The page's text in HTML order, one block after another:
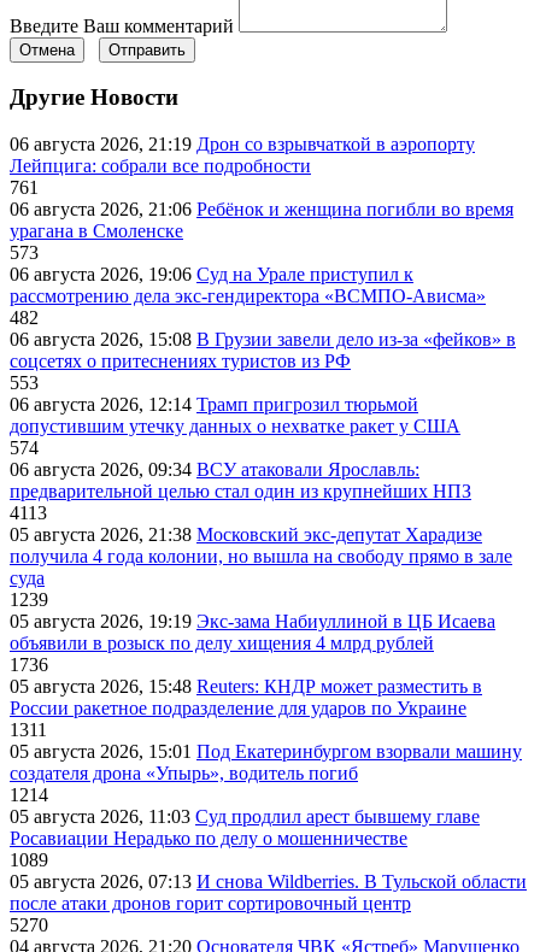
Введите Ваш комментарий
Отмена Отправить
Другие Новости
06 августа 2026, 21:19 Дрон со взрывчаткой в аэропорту
Лейпцига: собрали все подробности
761
06 августа 2026, 21:06 Ребёнок и женщина погибли во время
урагана в Смоленске
573
06 августа 2026, 19:06 Суд на Урале приступил к
рассмотрению дела экс-гендиректора «ВСМПО-Ависма»
482
06 августа 2026, 15:08 В Грузии завели дело из-за «фейков» в
соцсетях о притеснениях туристов из РФ
553
06 августа 2026, 12:14 Трамп пригрозил тюрьмой
допустившим утечку данных о нехватке ракет у США
574
06 августа 2026, 09:34 ВСУ атаковали Ярославль:
предварительной целью стал один из крупнейших НПЗ
4113
05 августа 2026, 21:38 Московский экс-депутат Харадизе
получила 4 года колонии, но вышла на свободу прямо в зале
суда
1239
05 августа 2026, 19:19 Экс-зама Набиуллиной в ЦБ Исаева
объявили в розыск по делу хищения 4 млрд рублей
1736
05 августа 2026, 15:48 Reuters: КНДР может разместить в
России ракетное подразделение для ударов по Украине
1311
05 августа 2026, 15:01 Под Екатеринбургом взорвали машину
создателя дрона «Упырь», водитель погиб
1214
05 августа 2026, 11:03 Суд продлил арест бывшему главе
Росавиации Нерадько по делу о мошенничестве
1089
05 августа 2026, 07:13 И снова Wildberries. В Тульской области
после атаки дронов горит сортировочный центр
5270
04 августа 2026, 21:20 Основателя ЧВК «Ястреб» Марущенко